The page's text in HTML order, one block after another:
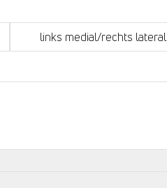
links medial/rechts lateral